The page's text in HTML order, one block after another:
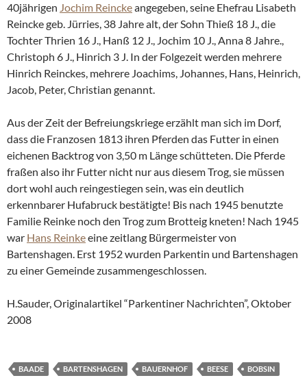
40jährigen Jochim Reinckeangegeben, seine Ehefrau Lisabeth
Reincke geb. Jürries, 38 Jahre alt, der Sohn Thieß 18 J., die
Tochter Thrien 16 J., Hanß 12 J., Jochim 10 J., Anna 8 Jahre.,
Christoph 6 J., Hinrich 3 J. In der Folgezeit werden mehrere
Hinrich Reinckes, mehrere Joachims, Johannes, Hans, Heinrich,
Jacob, Peter, Christian genannt.
Aus der Zeit der Befreiungskriege erzählt man sich im Dorf,
dass die Franzosen 1813 ihren Pferden das Futter in einen
eichenen Backtrog von 3,50 m Länge schütteten. Die Pferde
fraßen also ihr Futter nicht nur aus diesem Trog, sie müssen
dort wohl auch reingestiegen sein, was ein deutlich
erkennbarer Hufabruck bestätigte! Bis nach 1945 benutzte
Familie Reinke noch den Trog zum Brotteig kneten! Nach 1945
war Hans Reinkeeine zeitlang Bürgermeister von
Bartenshagen. Erst 1952 wurden Parkentin und Bartenshagen
zu einer Gemeinde zusammengeschlossen.
H.Sauder, Originalartikel “Parkentiner Nachrichten”, Oktober
2008
BAADE BARTENSHAGEN BAUERNHOF BEESE
BOBSIN